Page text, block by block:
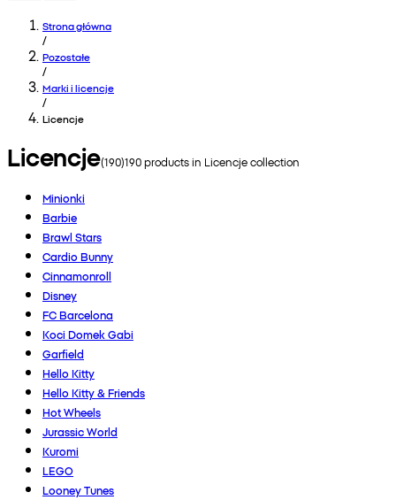
Strona główna
/
Pozostałe
/
Marki i licencje
/
Licencje
Licencje(190)190products in Licencjecollection
Minionki
Barbie
Brawl Stars
Cardio Bunny
Cinnamonroll
Disney
FC Barcelona
Koci Domek Gabi
Garfield
Hello Kitty
Hello Kitty & Friends
Hot Wheels
Jurassic World
Kuromi
LEGO
Looney Tunes